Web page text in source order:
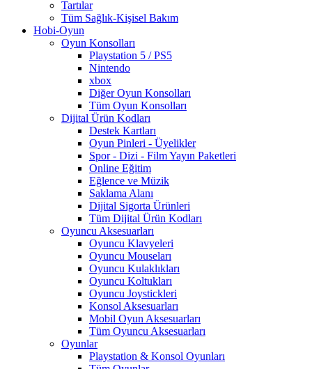
Tartılar
Tüm Sağlık-Kişisel Bakım
Hobi-Oyun
Oyun Konsolları
Playstation 5 / PS5
Nintendo
xbox
Diğer Oyun Konsolları
Tüm Oyun Konsolları
Dijital Ürün Kodları
Destek Kartları
Oyun Pinleri - Üyelikler
Spor - Dizi - Film Yayın Paketleri
Online Eğitim
Eğlence ve Müzik
Saklama Alanı
Dijital Sigorta Ürünleri
Tüm Dijital Ürün Kodları
Oyuncu Aksesuarları
Oyuncu Klavyeleri
Oyuncu Mouseları
Oyuncu Kulaklıkları
Oyuncu Koltukları
Oyuncu Joystickleri
Konsol Aksesuarları
Mobil Oyun Aksesuarları
Tüm Oyuncu Aksesuarları
Oyunlar
Playstation & Konsol Oyunları